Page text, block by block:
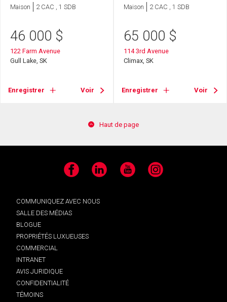
Maison 2 CAC , 1 SDB
46 000 $
122 Farm Avenue
Gull Lake, SK
Enregistrer Voir
Maison 2 CAC , 1 SDB
65 000 $
114 3rd Avenue
Climax, SK
Enregistrer Voir
Haut de page
Facebook LinkedIn YouTube Instagram
COMMUNIQUEZ AVEC NOUS
SALLE DES MÉDIAS
BLOGUE
PROPRIÉTÉS LUXUEUSES
COMMERCIAL
INTRANET
AVIS JURIDIQUE
CONFIDENTIALITÉ
TÉMOINS